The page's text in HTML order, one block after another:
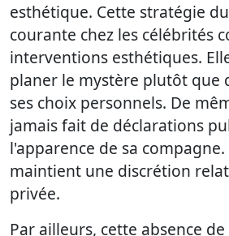
esthétique. Cette stratégie
courante chez les célébrités
interventions esthétiques.
planer le mystère plutôt que
ses choix personnels. De
jamais fait de déclarations
l'apparence de sa
maintient une discrétion
privée.
Par ailleurs, cette absence